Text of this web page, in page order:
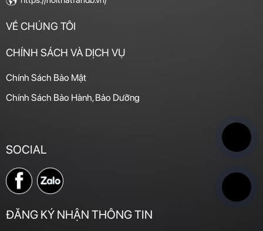
VỀ CHÚNG TÔI
CHÍNH SÁCH VÀ DỊCH VỤ
Chính Sách Bảo Mật
Chính Sách Bảo Hành, Bảo Dưỡng
SOCIAL
ĐĂNG KÝ NHẬN THÔNG TIN